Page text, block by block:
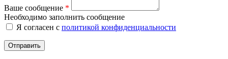
Ваше сообщение *
Необходимо заполнить сообщение
Я согласен с политикой конфиденциальности
Отправить